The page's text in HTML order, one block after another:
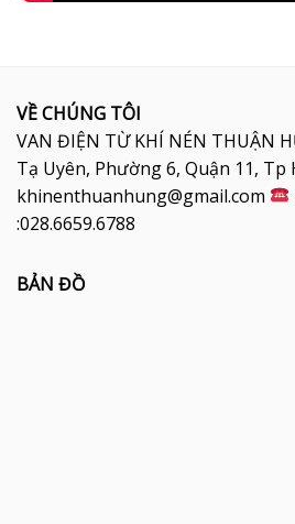
VỀ CHÚNG TÔI
VAN ĐIỆN TỪ KHÍ NÉN THUẬN
Tạ Uyên, Phường 6, Quận 11, Tp
khinenthuanhung@gmail.com
:028.6659.6788
BẢN ĐỒ